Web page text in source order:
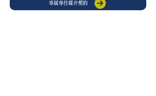
専属専任媒介契約